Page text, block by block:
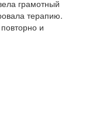
грамотный
терапию.
и